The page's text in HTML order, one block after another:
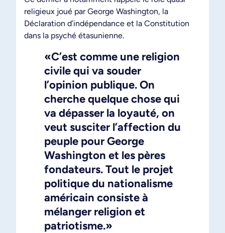
religieux joué par George Washington, la
Déclaration d’indépendance et la Constitution
dans la psyché étasunienne.
«C’est comme une religion
civile qui va souder
l’opinion publique. On
cherche quelque chose qui
va dépasser la loyauté, on
veut susciter l’affection du
peuple pour George
Washington et les pères
fondateurs. Tout le projet
politique du nationalisme
américain consiste à
mélanger religion et
patriotisme.»